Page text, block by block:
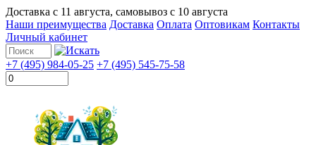
Доставка с 11 августа, самовывоз с 10 августа
Наши преимущества Доставка Оплата Оптовикам Контакты
Личный кабинет
+7 (495) 984-05-25 +7 (495) 545-75-58